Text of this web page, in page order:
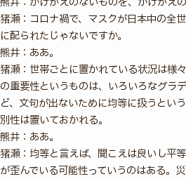
猪瀬：コロナ禍で、マスクが日本中の全
に配られたじゃないですか。
熊井：ああ。
猪瀬：世帯ごとに置かれている状況は様
の重要性というものは、いろいろなグラ
ど、文句が出ないために均等に扱うとい
別性は置いておかれる。
熊井：ああ。
猪瀬：均等と言えば、聞こえは良いし平
が歪んでいる可能性っていうのはある。